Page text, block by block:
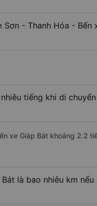
- Thanh Hóa - Bến
tiếng khi di
xe Giáp Bát khoảng 2.2
là bao nhiêu km nếu